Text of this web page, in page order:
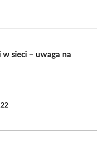
sieci – uwaga na
22